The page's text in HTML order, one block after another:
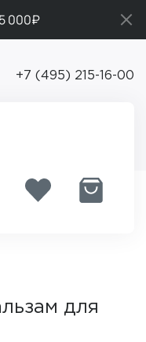
000₽
+7 (495) 215-16-00
для